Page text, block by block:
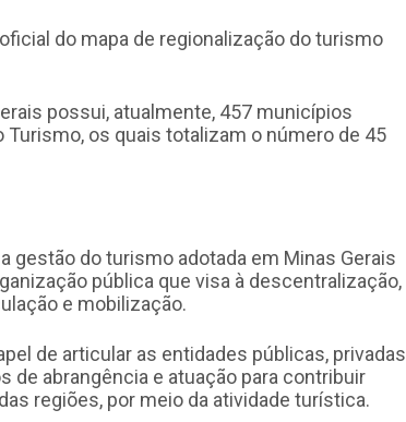
do mapa de regionalização do turismo
possui, atualmente, 457 municípios
os quais totalizam o número de 45
gestão do turismo adotada em Minas Gerais
pública que visa à descentralização,
e mobilização.
de articular as entidades públicas, privadas
de abrangência e atuação para contribuir
regiões, por meio da atividade turística.